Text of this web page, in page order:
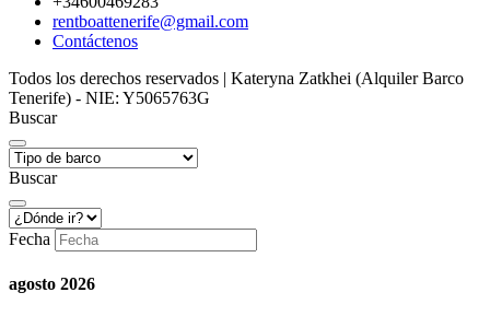
rentboattenerife@gmail.com
Contáctenos
Todos los derechos reservados | Kateryna Zatkhei (Alquiler Barco
Tenerife) - NIE: Y5065763G
Buscar
Buscar
Fecha
agosto 2026